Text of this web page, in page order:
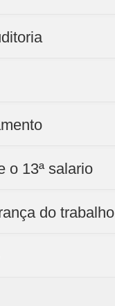
o 13ª salario
do trabalho